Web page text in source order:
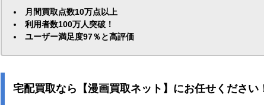
月間買取点数10万点以上
利用者数100万人突破！
ユーザー満足度97％と高評価
宅配買取なら【漫画買取ネット】にお任せください